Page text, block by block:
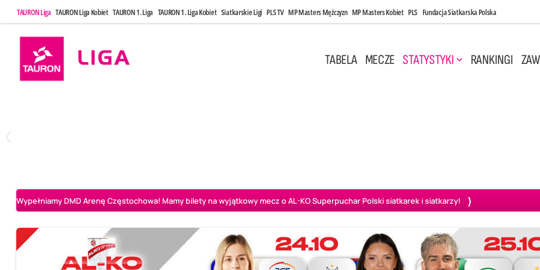
TAURON Liga TAURON Liga Kobiet TAURON 1. Liga TAURON 1. Liga Kobiet Siatkarskie Ligi PLS TV MP Masters Mężczyzn MP Masters Kobiet PLS Fundacja Siatkarska Polska
TABELA MECZE STATYSTYKI RANKINGI
Wypełniamy DMD Arenę Częstochowa! Mamy bilety na wyjątkowy mecz o AL-KO Superpuchar Polski siatkarek i siatkarzy!